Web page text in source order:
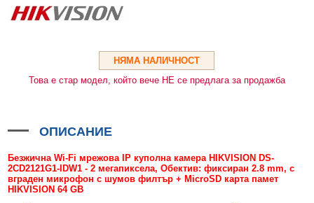
ПВЦ КУТИИ
БЕЗЖИЧНИ МИШКИ И ЕЛЕКТРИЧЕСКИ РАЗКЛОНИТЕЛИ
БЕЗЖИЧНИ РАЗШИРИТЕЛИ НА ОБХВАТ AJAX
БЕЗЖИЧНИ ДЕТЕКТОРИ AJAX
БЕЗЖИЧНИ ПАНЕЛИ HIKVISION AX PRO
БЕЗЖИЧНИ ДЕТЕКТОРИ ЗА HIKVISION AX PRO
КОМУНИКАЦИОННИ ШКАФОВЕ
ALFALINE, СТЕННИ/СТОЯЩИ, С ОТВАРЯЕМИ И ЗАКЛЮЧВАЩИ СЕ
АКСЕСОАРИ ЗА КОМУНИКАЦИОННИ ШКАФОВЕ
НЯМА НАЛИЧНОСТ
Това е стар модел, който вече НЕ се предлага за продажба
ОПИСАНИЕ
Безжична Wi-Fi мрежова IP куполна камера HIKVISION DS-
2CD2121G1-IDW1 - 2 мегапиксела, Обектив: фиксиран 2.8 mm, с
вграден микрофон с шумов филтър + MicroSD карта памет
HIKVISION 64 GB